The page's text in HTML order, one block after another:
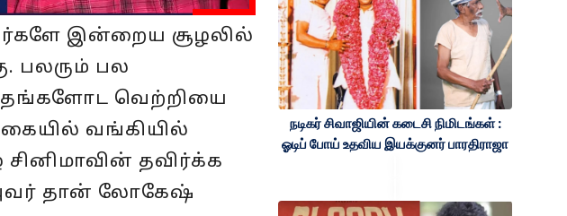
இன்றைய சூழலில்
பலரும் பல
தங்களோட வெற்றியை
வங்கியில்
தவிர்க்க
அவர் தான் லோகேஷ்
நடிகர் சிவாஜியின் கடைசி நிமிடங்கள் :
ஓடிப் போய் உதவிய இயக்குனர் பாரதிராஜா